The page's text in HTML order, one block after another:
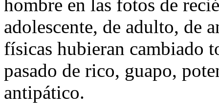
hombre en las fotos de
adolescente, de adulto, de
físicas hubieran cambiado
pasado de rico, guapo,
antipático.